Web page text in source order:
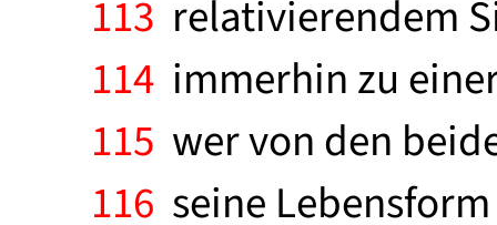
113 relativierendem
114 immerhin zu
115 wer von den
116 seine